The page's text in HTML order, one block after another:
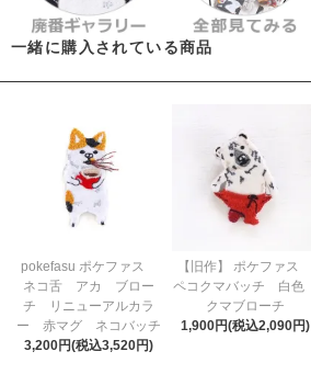
一緒に購入されている商品
pokefasu ポケファス
ネコ舌 アカ ブロー
チ リニューアルカラ
ー 赤マグ ネコバッチ
3,200円(税込3,520円)
【旧作】 ポケファス
ペコクマバッチ 白色
クマブローチ
1,900円(税込2,090円)